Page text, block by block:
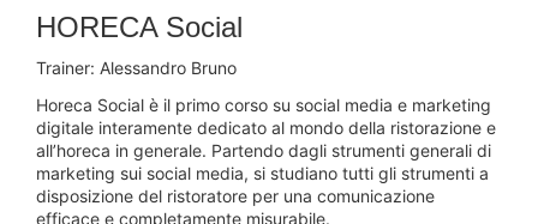
HORECA Social
Trainer: Alessandro Bruno
Horeca Social è il primo corso su social media e marketing
digitale interamente dedicato al mondo della ristorazione e
all’horeca in generale. Partendo dagli strumenti generali di
marketing sui social media, si studiano tutti gli strumenti a
disposizione del ristoratore per una comunicazione
efficace e completamente misurabile.